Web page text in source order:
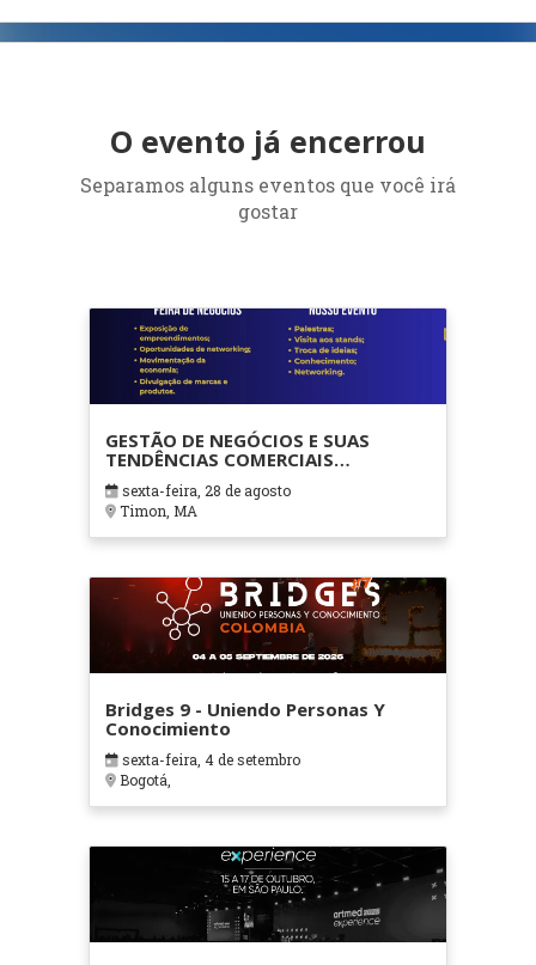
O evento já encerrou
Separamos alguns eventos que você irá
gostar
GESTÃO DE NEGÓCIOS E SUAS
TENDÊNCIAS COMERCIAIS
INOVADORAS
sexta-feira, 28 de agosto
Timon, MA
Bridges 9 - Uniendo Personas Y
Conocimiento
sexta-feira, 4 de setembro
Bogotá,